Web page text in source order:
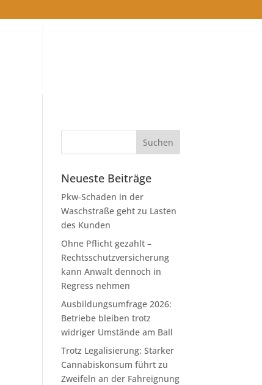
Neueste Beiträge
Pkw-Schaden in der
Waschstraße geht zu Lasten
des Kunden
Ohne Pflicht gezahlt –
Rechtsschutzversicherung
kann Anwalt dennoch in
Regress nehmen
Ausbildungsumfrage 2026:
Betriebe bleiben trotz
widriger Umstände am Ball
Trotz Legalisierung: Starker
Cannabiskonsum führt zu
Zweifeln an der Fahreignung